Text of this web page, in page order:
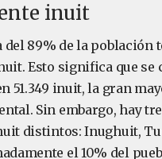
inuit
del 89% de la población
Esto significa que se
51.349 inuit, la gran
Sin embargo, hay
distintos: Inughuit,
el 10% del